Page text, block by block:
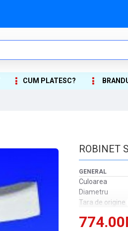
CUM PLATESC?
ROBINET
GENERAL
Culoarea
Diametru
Tara de origine